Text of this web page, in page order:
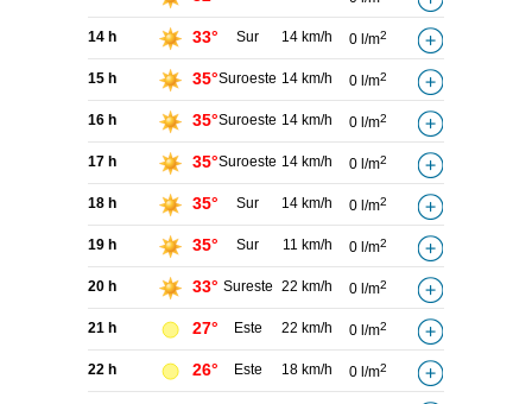
14 h 33° Sur 14 km/h 0 l/m2
15 h 35°Suroeste 14 km/h 0 l/m2
16 h 35°Suroeste 14 km/h 0 l/m2
17 h 35°Suroeste 14 km/h 0 l/m2
18 h 35° Sur 14 km/h 0 l/m2
19 h 35° Sur 11 km/h 0 l/m2
20 h 33° Sureste 22 km/h 0 l/m2
21 h 27° Este 22 km/h 0 l/m2
22 h 26° Este 18 km/h 0 l/m2